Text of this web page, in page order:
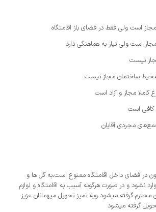
است ولی فقط در فضای باز اقامتگاه
مجاز است ولی نیاز به هماهنگی دارد
نیست
ساختمان مجاز نیست
کاملا مجاز و آزاد است
کافی است
مجردی آقایان
در فضای داخل اقامتگاه ممنوع است،به گل ها و
نشود و در صورت هرگونه آسیب به اقامتگاه و لوازم
محترم گرفته میشود.ویلا تمیز تحویل میهمانان عزیز
گرفته میشود